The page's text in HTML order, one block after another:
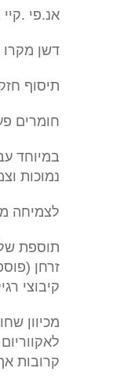
אנ.פי
דשן מקרו
תיסוף
חומרים
במיוחד
נמוכות
לצמיחה
זרחן
קיבוצי
מכיוון
קרובות